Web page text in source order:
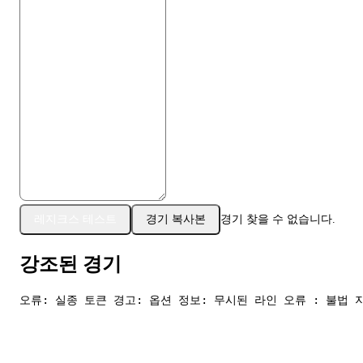
경기 복사본 경기 찾을 수 없습니다.
강조된 경기
오류: 실종 토큰 경고: 옵션 정보: 무시된 라인 오류 : 불법